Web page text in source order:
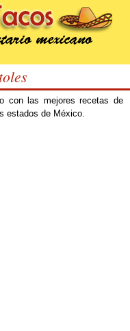
con las mejores recetas de
estados de México.